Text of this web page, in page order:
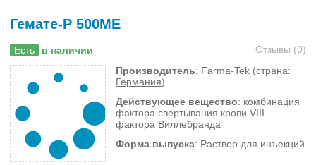
Гемате-Р 500МЕ
Есть в наличии Отзывы (0)
Производитель: Farma-Tek (страна:
Германия)
Действующее вещество: комбинация
фактора свертывания крови VIII
фактора Виллебранда
Форма выпуска: Раствор для инъекций